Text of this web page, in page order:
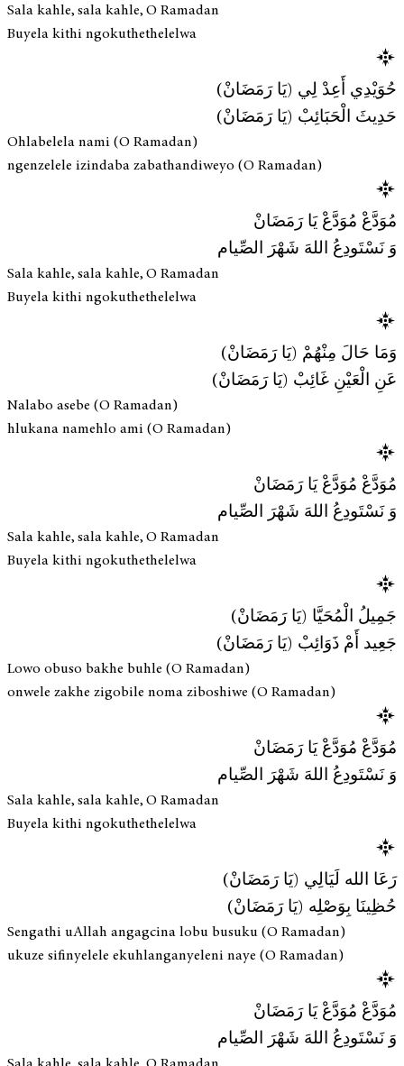
Sala kahle, sala kahle, O Ramadan
Buyela kithi ngokuthethelelwa
حُوَيْدِي أَعِدْ لِي (يَا رَمَضَانْ)
حَدِيثَ الْحَبَائِبْ (يَا رَمَضَانْ)
Ohlabelela nami (O Ramadan)
ngenzelele izindaba zabathandiweyo (O Ramadan)
مُوَدَّعْ مُوَدَّعْ يَا رَمَضَانْ
وَ نَسْتَودِعُ اللهَ شَهْرَ الصِّيام
Sala kahle, sala kahle, O Ramadan
Buyela kithi ngokuthethelelwa
وَمَا حَالَ مِنْهُمْ (يَا رَمَضَانْ)
عَنِ الْعَيْنِ غَائِبْ (يَا رَمَضَانْ)
Nalabo asebe (O Ramadan)
hlukana namehlo ami (O Ramadan)
مُوَدَّعْ مُوَدَّعْ يَا رَمَضَانْ
وَ نَسْتَودِعُ اللهَ شَهْرَ الصِّيام
Sala kahle, sala kahle, O Ramadan
Buyela kithi ngokuthethelelwa
جَمِيلُ الْمُحَيَّا (يَا رَمَضَانْ)
جَعِيد أَمْ ذَوَائِبْ (يَا رَمَضَانْ)
Lowo obuso bakhe buhle (O Ramadan)
onwele zakhe zigobile noma ziboshiwe (O Ramadan)
مُوَدَّعْ مُوَدَّعْ يَا رَمَضَانْ
وَ نَسْتَودِعُ اللهَ شَهْرَ الصِّيام
Sala kahle, sala kahle, O Ramadan
Buyela kithi ngokuthethelelwa
رَعَا الله لَيَالِي (يَا رَمَضَانْ)
حُظِينَا بِوَصْلِه (يَا رَمَضَانْ)
Sengathi uAllah angagcina lobu busuku (O Ramadan)
ukuze sifinyelele ekuhlanganyeleni naye (O Ramadan)
مُوَدَّعْ مُوَدَّعْ يَا رَمَضَانْ
وَ نَسْتَودِعُ اللهَ شَهْرَ الصِّيام